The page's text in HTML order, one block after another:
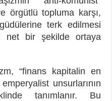
örgütlü topluma karşı,
terk edilmesi
net bir şekilde ortaya
“finans kapitalin en
unsurlarının
tanımlanır. Bu